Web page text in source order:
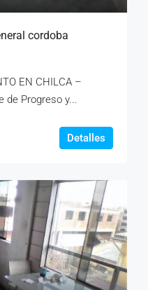
cordoba
EN CHILCA –
de Progreso y...
Detalles